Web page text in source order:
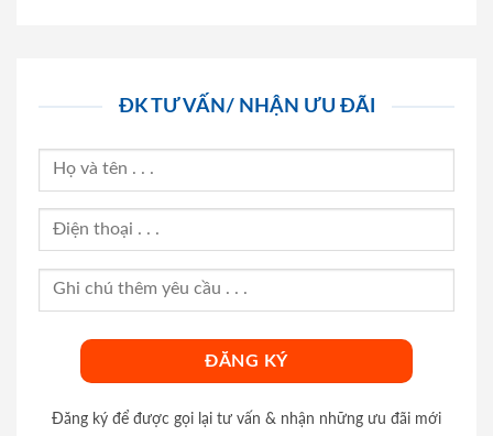
ĐK TƯ VẤN/ NHẬN ƯU ĐÃI
Đăng ký để được gọi lại tư vấn & nhận những ưu đãi mới